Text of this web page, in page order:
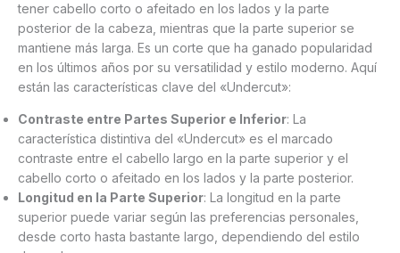
tener cabello corto o afeitado en los lados y la parte
posterior de la cabeza, mientras que la parte superior se
mantiene más larga. Es un corte que ha ganado popularidad
en los últimos años por su versatilidad y estilo moderno. Aquí
están las características clave del «Undercut»:
Contraste entre Partes Superior e Inferior: La
característica distintiva del «Undercut» es el marcado
contraste entre el cabello largo en la parte superior y el
cabello corto o afeitado en los lados y la parte posterior.
Longitud en la Parte Superior: La longitud en la parte
superior puede variar según las preferencias personales,
desde corto hasta bastante largo, dependiendo del estilo